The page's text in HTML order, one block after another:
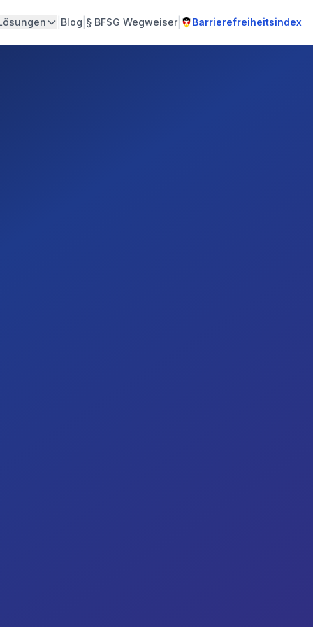
Blog § BFSG Wegweiser| Barrierefreiheitsindex